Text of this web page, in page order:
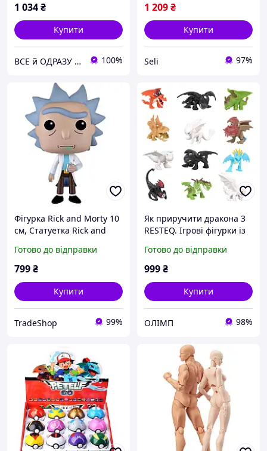
1 034₴
Купити
ВСЕ й ОДРАЗУ - інтернет-магазин товарів для організації торгівлі, торговівельного обладнання 100%
1 209₴
Купити
Seli 97%
Фігурка Rick and Morty 10
см, Статуетка Rick and
Морті, Funko POP Rick and
Morty No112
Готово до відправки
799₴
Купити
TradeShop 99%
Як приручити дракона 3
RESTEQ. Ігрові фігурки із
приручити дракона 12
шт. Іграшки дракони
Готово до відправки
999₴
Купити
ОЛІМП 98%